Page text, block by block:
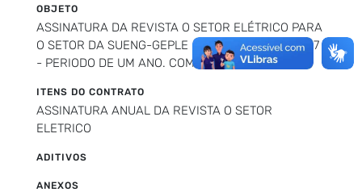
OBJETO
ASSINATURA DA REVISTA O SETOR ELÉTRICO PARA
O SETOR DA SUENG-GEPLE - PROCESSO 1534.2017
- PERIODO DE UM ANO. COM 12 EXEMPLARES.
ITENS DO CONTRATO
ASSINATURA ANUAL DA REVISTA O SETOR
ELETRICO
ADITIVOS
ANEXOS